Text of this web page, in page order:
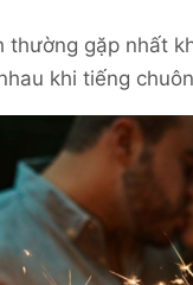
thường gặp nhất
khi tiếng